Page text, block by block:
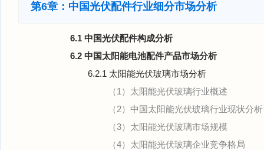
第6章：中国光伏配件行业细分市场分析
6.1 中国光伏配件构成分析
6.2 中国太阳能电池配件产品市场分析
6.2.1 太阳能光伏玻璃市场分析
（1）太阳能光伏玻璃行业概述
（2）中国太阳能光伏玻璃行业现状分析
（3）太阳能光伏玻璃市场规模
（4）太阳能光伏玻璃企业竞争格局